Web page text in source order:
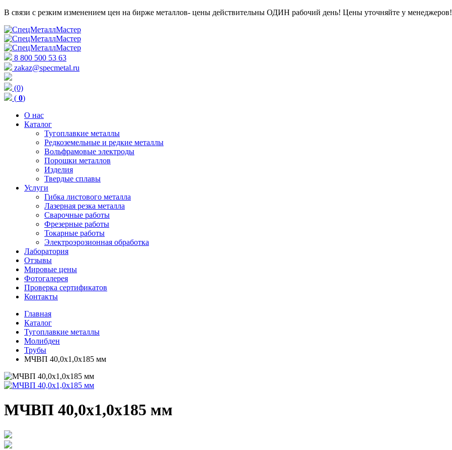
В связи с резким изменением цен на бирже металлов- цены действительны ОДИН рабочий день! Цены уточняйте у менеджеров!
8 800 500 53 63
zakaz@specmetal.ru
(0)
( 0)
О нас
Каталог
Тугоплавкие металлы
Редкоземельные и редкие металлы
Вольфрамовые электроды
Порошки металлов
Изделия
Твердые сплавы
Услуги
Гибка листового металла
Лазерная резка металла
Сварочные работы
Фрезерные работы
Токарные работы
Электроэрозионная обработка
Лаборатория
Отзывы
Мировые цены
Фотогалерея
Проверка сертификатов
Контакты
Главная
Каталог
Тугоплавкие металлы
Молибден
Трубы
МЧВП 40,0х1,0х185 мм
МЧВП 40,0х1,0х185 мм